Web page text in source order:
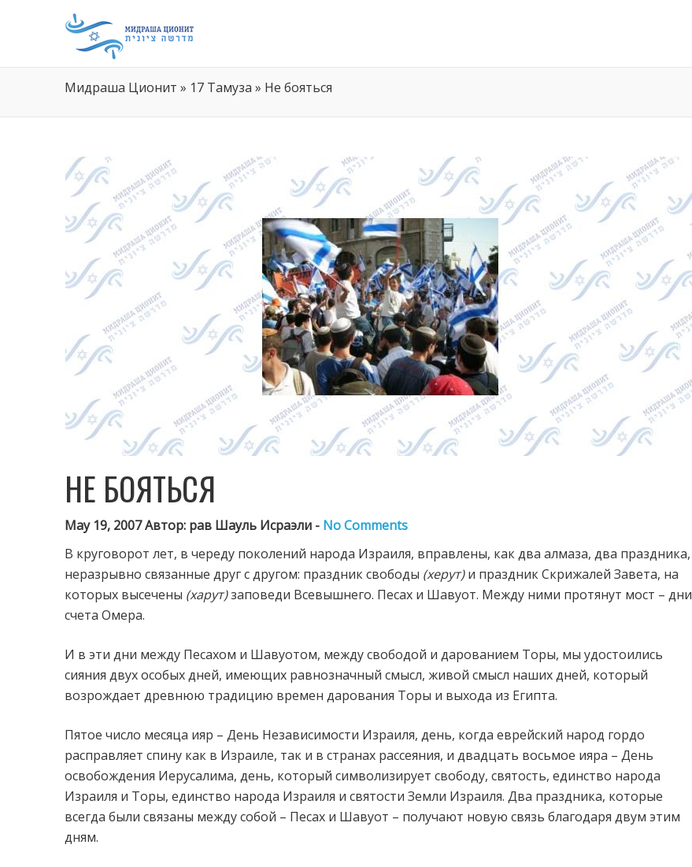
Мидраша Ционит » 17 Тамуза » Не бояться
НЕ БОЯТЬСЯ
May 19, 2007 Автор: рав Шауль Исраэли - No Comments
В круговорот лет, в череду поколений народа Израиля, вправлены, как два алмаза, два праздника,
неразрывно связанные друг с другом: праздник свободы (херут)и праздник Скрижалей Завета, на
которых высечены (харут)заповеди Всевышнего. Песах и Шавуот. Между ними протянут мост – дни
счета Омера.
И в эти дни между Песахом и Шавуотом, между свободой и дарованием Торы, мы удостоились
сияния двух особых дней, имеющих равнозначный смысл, живой смысл наших дней, который
возрождает древнюю традицию времен дарования Торы и выхода из Египта.
Пятое число месяца ияр – День Независимости Израиля, день, когда еврейский народ гордо
расправляет спину как в Израиле, так и в странах рассеяния, и двадцать восьмое ияра – День
освобождения Иерусалима, день, который символизирует свободу, святость, единство народа
Израиля и Торы, единство народа Израиля и святости Земли Израиля. Два праздника, которые
всегда были связаны между собой – Песах и Шавуот – получают новую связь благодаря двум этим
дням.